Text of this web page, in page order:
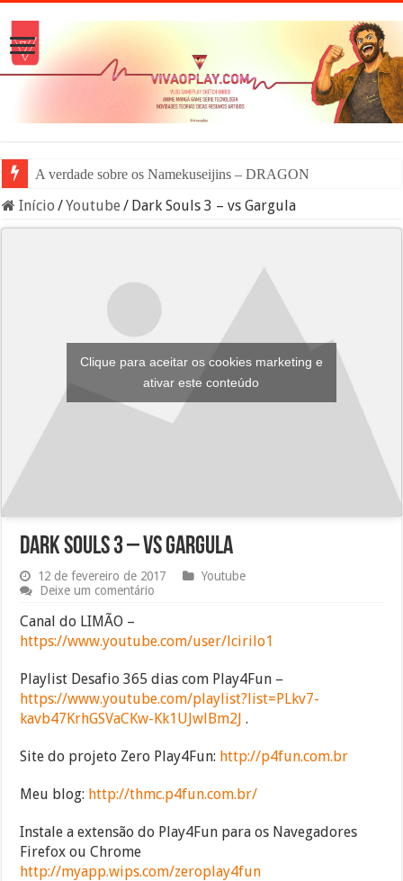
A verdade sobre os Namekuseijins – DRAGON BALL #News
Início /Youtube / Dark Souls 3 – vs Gargula
Clique para aceitar os cookies marketing e
ativar este conteúdo
Dark Souls 3 – vs Gargula
12 de fevereiro de 2017
Youtube
Deixe um comentário
Canal do LIMÃO –
https://www.youtube.com/user/lcirilo1
Playlist Desafio 365 dias com Play4Fun –
https://www.youtube.com/playlist?list=PLkv7-
kavb47KrhGSVaCKw-Kk1UJwlBm2J .
Site do projeto Zero Play4Fun: http://p4fun.com.br
Meu blog: http://thmc.p4fun.com.br/
Instale a extensão do Play4Fun para os Navegadores
Firefox ou Chrome
http://myapp.wips.com/zeroplay4fun